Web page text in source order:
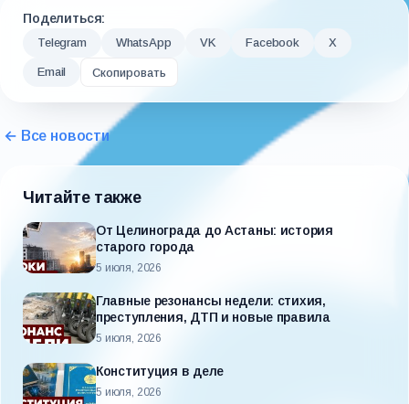
Поделиться:
Telegram WhatsApp VK Facebook X
Email Скопировать
← Все новости
Читайте также
От Целинограда до Астаны: история
старого города
5 июля, 2026
Главные резонансы недели: стихия,
преступления, ДТП и новые правила
5 июля, 2026
Конституция в деле
5 июля, 2026